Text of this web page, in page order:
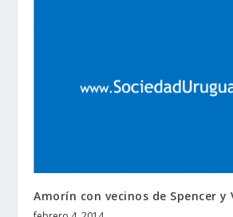
Amorín con vecinos de Spencer y